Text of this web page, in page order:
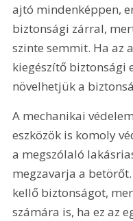
ajtó mindenképpen,
biztonsági zárral,
szinte semmit. Ha az
kiegészítő biztonsági
növelhetjük a
A mechanikai
eszközök is komoly
a megszólaló
megzavarja a
kellő biztonságot,
számára is, ha ez az